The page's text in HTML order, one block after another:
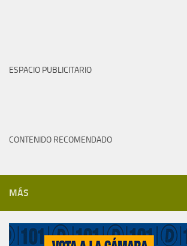
ESPACIO PUBLICITARIO
CONTENIDO RECOMENDADO
MÁS